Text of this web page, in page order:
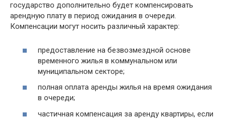
государство дополнительно будет компенсировать
арендную плату в период ожидания в очереди.
Компенсации могут носить различный характер:
предоставление на безвозмездной основе
временного жилья в коммунальном или
муниципальном секторе;
полная оплата аренды жилья на время ожидания
в очереди;
частичная компенсация за аренду квартиры, если